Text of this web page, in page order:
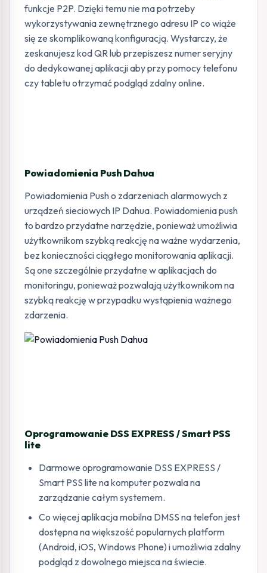
funkcje P2P. Dzięki temu nie ma potrzeby
wykorzystywania zewnętrznego adresu IP co wiąże
się ze skomplikowaną konfiguracją. Wystarczy, że
zeskanujesz kod QR lub przepiszesz numer seryjny
do dedykowanej aplikacji aby przy pomocy telefonu
czy tabletu otrzymać podgląd zdalny online.
Powiadomienia Push Dahua
Powiadomienia Push o zdarzeniach alarmowych z
urządzeń sieciowych IP Dahua. Powiadomienia push
to bardzo przydatne narzędzie, ponieważ umożliwia
użytkownikom szybką reakcję na ważne wydarzenia,
bez konieczności ciągłego monitorowania aplikacji.
Są one szczególnie przydatne w aplikacjach do
monitoringu, ponieważ pozwalają użytkownikom na
szybką reakcję w przypadku wystąpienia ważnego
zdarzenia.
Oprogramowanie DSS EXPRESS / Smart PSS
lite
Darmowe oprogramowanie DSS EXPRESS /
Smart PSS lite na komputer pozwala na
zarządzanie całym systemem.
Co więcej aplikacja mobilna DMSS na telefon jest
dostępna na większość popularnych platform
(Android, iOS, Windows Phone) i umożliwia zdalny
podgląd z dowolnego miejsca na świecie.